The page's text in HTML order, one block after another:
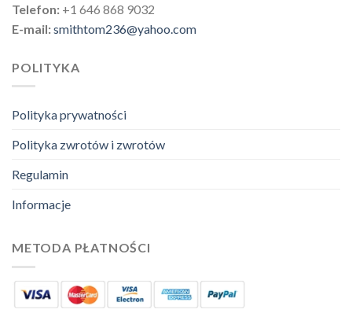
Telefon: +1 646 868 9032
E-mail:smithtom236@yahoo.com
POLITYKA
Polityka prywatności
Polityka zwrotów i zwrotów
Regulamin
Informacje
METODA PŁATNOŚCI